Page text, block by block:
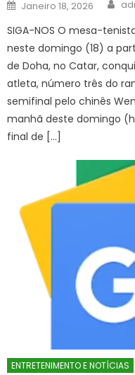
on
Janeiro 18, 2026
SIGA-NOS O mesa-
neste domingo (18) a
de Doha, no Catar,
atleta, número três do
semifinal pelo chinês
manhã deste domingo
final de […]
ENTRETENIMENTO E NOTÍCIAS